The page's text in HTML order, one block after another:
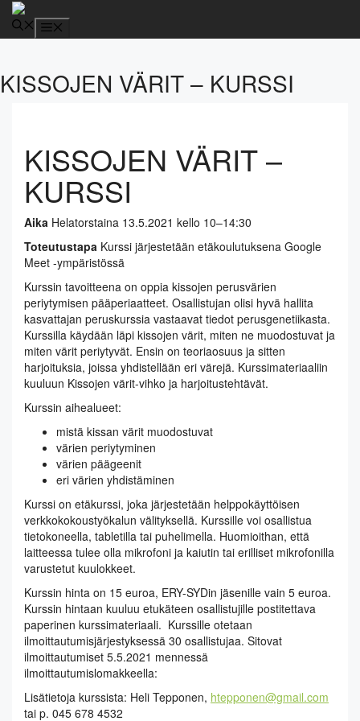
Siirry
sisältöön
KISSOJEN VÄRIT – KURSSI
KISSOJEN VÄRIT –
KURSSI
Aika Helatorstaina 13.5.2021 kello 10–14:30
Toteutustapa Kurssi järjestetään etäkoulutuksena Google
Meet -ympäristössä
Kurssin tavoitteena on oppia kissojen perusvärien
periytymisen pääperiaatteet. Osallistujan olisi hyvä hallita
kasvattajan peruskurssia vastaavat tiedot perusgenetiikasta.
Kurssilla käydään läpi kissojen värit, miten ne muodostuvat ja
miten värit periytyvät. Ensin on teoriaosuus ja sitten
harjoituksia, joissa yhdistellään eri värejä. Kurssimateriaaliin
kuuluun Kissojen värit-vihko ja harjoitustehtävät.
Kurssin aihealueet:
mistä kissan värit muodostuvat
värien periytyminen
värien päägeenit
eri värien yhdistäminen
Kurssi on etäkurssi, joka järjestetään helppokäyttöisen
verkkokokoustyökalun välityksellä. Kurssille voi osallistua
tietokoneella, tabletilla tai puhelimella. Huomioithan, että
laitteessa tulee olla mikrofoni ja kaiutin tai erilliset mikrofonilla
varustetut kuulokkeet.
Kurssin hinta on 15 euroa, ERY-SYDin jäsenille vain 5 euroa.
Kurssin hintaan kuuluu etukäteen osallistujille postitettava
paperinen kurssimateriaali. Kurssille otetaan
ilmoittautumisjärjestyksessä 30 osallistujaa. Sitovat
ilmoittautumiset 5.5.2021 mennessä
ilmoittautumislomakkeella:
Lisätietoja kurssista: Heli Tepponen, htepponen@gmail.com
tai p. 045 678 4532